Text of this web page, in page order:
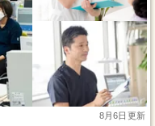
8月6日更新